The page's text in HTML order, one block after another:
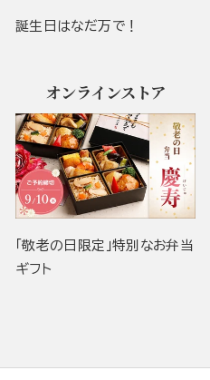
誕生日はなだ万で！
オンラインストア
「敬老の日限定」特別なお弁当
ギフト